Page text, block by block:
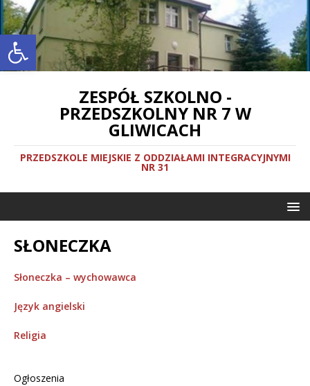
Otwórz pasek narzędzi
ZESPÓŁ SZKOLNO -
PRZEDSZKOLNY NR 7 W
GLIWICACH
PRZEDSZKOLE MIEJSKIE Z ODDZIAŁAMI INTEGRACYJNYMI
NR 31
SŁONECZKA
Słoneczka – wychowawca
Język angielski
Religia
Ogłoszenia